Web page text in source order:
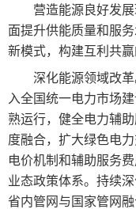
营造能源良好发
面提升供能质量和服
新模式，构建互利共
深化能源领域改
入全国统一电力市场
熟运行，健全电力辅
度融合，扩大绿色电
电价机制和辅助服务
业态政策体系。持续
省内管网与国家管网